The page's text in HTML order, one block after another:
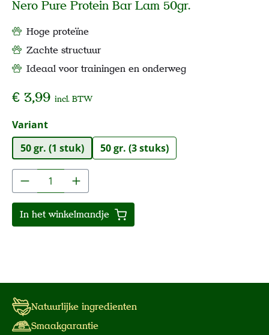
Nero Pure Protein Bar Lam 50gr.
Hoge proteïne
Zachte structuur
Ideaal voor trainingen en onderweg
€ 3,99 incl. BTW
Selecteer
Variant
50 gr. (1 stuk)
50 gr. (3 stuks)
Producthoeveelheid: Voer de gewenste
In het winkelmandje
Natuurlijke ingredienten
Smaakgarantie